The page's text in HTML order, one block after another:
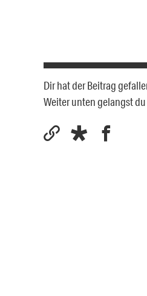
Dir hat der Beitrag
Weiter unten gelangst